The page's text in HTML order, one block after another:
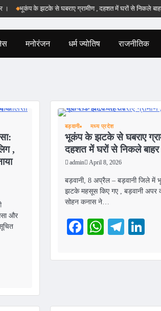
भूकंप के झटके से घबराए ग्रामीण , दहशत में घरों से निकले बाहर !
मनोरंजन धर्म ज्योतिष राजनीतिक
,
और
बड़वानी मध्य प्रदेश
भूकंप के झटके से घबराए
दहशत में घरों से निकले बाहर
admin April 8, 2026
बड़वानी, 8 अप्रैल – बड़वानी जिले में
झटके महसूस किए गए , बड़वानी अपर
सोहन कनास ने…
Facebook